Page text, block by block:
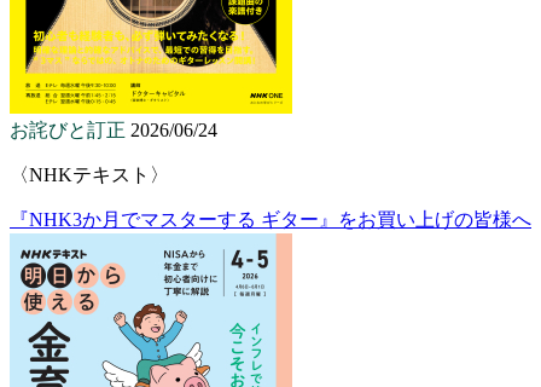
お詫びと訂正 2026/06/24
〈NHKテキスト〉
『NHK3か月でマスターする ギター』をお買い上げの皆様へ